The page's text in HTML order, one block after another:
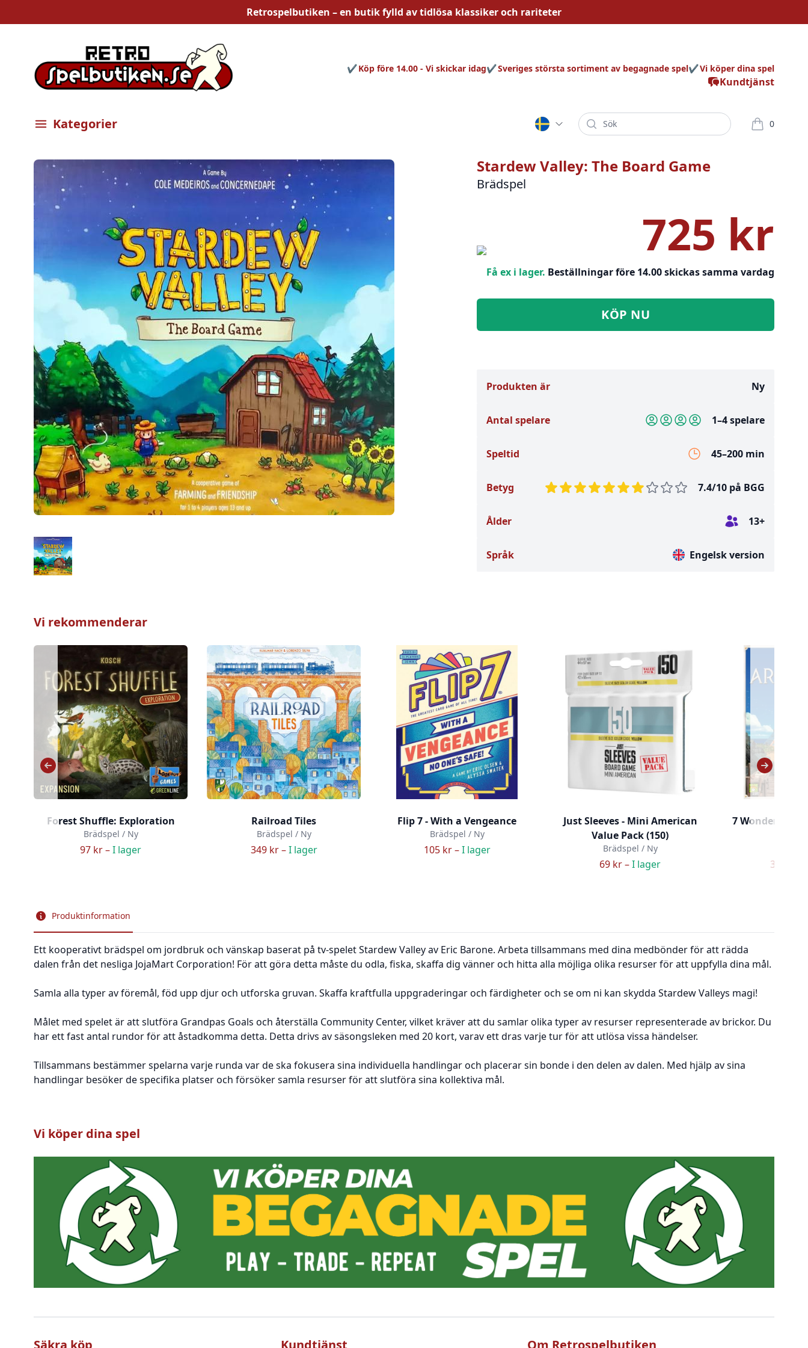
Retrospelbutiken – en butik fylld avtidlösa klassiker och rariteter
Kundtjänst
Köp före 14.00 - Vi skickar idag Sveriges största sortiment av begagnade spel Vi köper dina spel
Öppna meny
Kategorier Sök 0
varor i
Stardew Valley: The Board Game
Brädspel
Bilder
725 kr
Få ex i lager. Beställningar före 14.00 skickas samma vardag
KÖP NU
Produkten är Ny
Antal spelare 1–4 spelare
Speltid 45–200 min
Betyg 7.4/10 på BGG
Ålder 13+
Språk Engelsk version
Vi rekommenderar
Forest Shuffle: Exploration
Brädspel / Ny
97 kr –I lager
Railroad Tiles
Brädspel / Ny
349 kr –I lager
Flip 7 - With a Vengeance
Brädspel / Ny
105 kr –I lager
Just Sleeves - Mini American
Value Pack (150)
Brädspel / Ny
69 kr –I lager
7 Wonders:
319 kr –
Produktinformation
Ett kooperativt brädspel om jordbruk och vänskap baserat på tv-spelet Stardew Valley av Eric Barone. Arbeta tillsammans med dina medbönder för att rädda
dalen från det nesliga JojaMart Corporation! För att göra detta måste du odla, fiska, skaffa dig vänner och hitta alla möjliga olika resurser för att uppfylla dina mål.
Samla alla typer av föremål, föd upp djur och utforska gruvan. Skaffa kraftfulla uppgraderingar och färdigheter och se om ni kan skydda Stardew Valleys magi!
Målet med spelet är att slutföra Grandpas Goals och återställa Community Center, vilket kräver att du samlar olika typer av resurser representerade av brickor. Du
har ett fast antal rundor för att åstadkomma detta. Detta drivs av säsongsleken med 20 kort, varav ett dras varje tur för att utlösa vissa händelser.
Tillsammans bestämmer spelarna varje runda var de ska fokusera sina individuella handlingar och placerar sin bonde i den delen av dalen. Med hjälp av sina
handlingar besöker de specifika platser och försöker samla resurser för att slutföra sina kollektiva mål.
Vi köper dina spel